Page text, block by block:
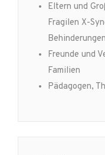
Eltern und
Fragilen X-
Behinderungen
Freunde und
Familien
Pädagogen,